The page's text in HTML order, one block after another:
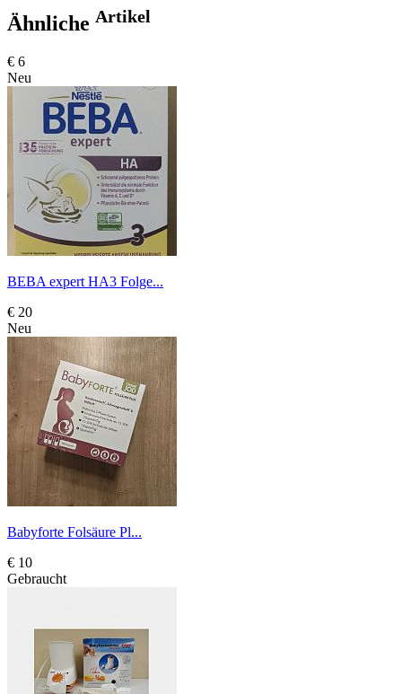
Ähnliche Artikel
€ 6
Neu
BEBA expert HA3 Folge...
€ 20
Neu
Babyforte Folsäure Pl...
€ 10
Gebraucht